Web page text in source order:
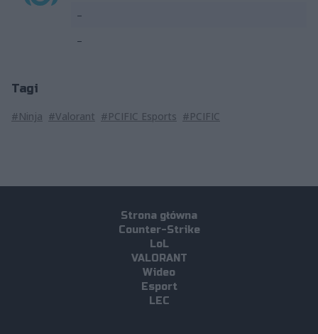
–
–
Tagi
#Ninja #Valorant #PCIFIC Esports #PCIFIC
Strona główna
Counter-Strike
LoL
VALORANT
Wideo
Esport
LEC